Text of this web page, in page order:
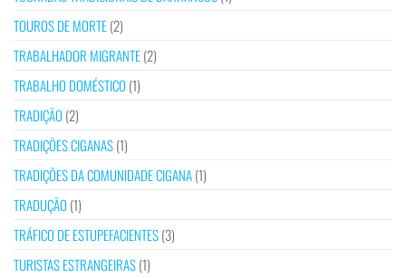
TOUROS DE MORTE(2)
TRABALHADOR MIGRANTE(2)
TRABALHO DOMÉSTICO (1)
TRADIÇÃO (2)
TRADIÇÕES CIGANAS(1)
TRADIÇÕES DA COMUNIDADE CIGANA(1)
TRADUÇÃO (1)
TRÁFICO DE ESTUPEFACIENTES(3)
TURISTAS ESTRANGEIRAS(1)